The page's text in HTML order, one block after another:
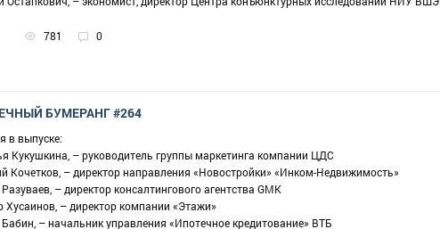
781 0
БУМЕРАНГ #264
в выпуске:
Кукушкина, – руководитель группы маркетинга компании ЦДС
Кочетков, – директор направления «Новостройки» «Инком-Недвижимость»
– директор консалтингового агентства GMK
Хусаинов, – директор компании «Этажи»
Бабин, – начальник управления «Ипотечное кредитование» ВТБ